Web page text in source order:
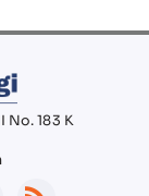
No. 183 K